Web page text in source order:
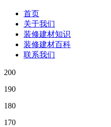
首页
关于我们
装修建材知识
装修建材百科
联系我们
200
190
180
170